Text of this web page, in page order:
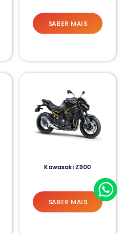
SABER MAIS
Kawasaki Z900
SABER MAIS